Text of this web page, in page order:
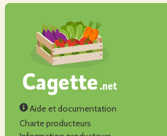
Aide et documentation
Charte producteurs